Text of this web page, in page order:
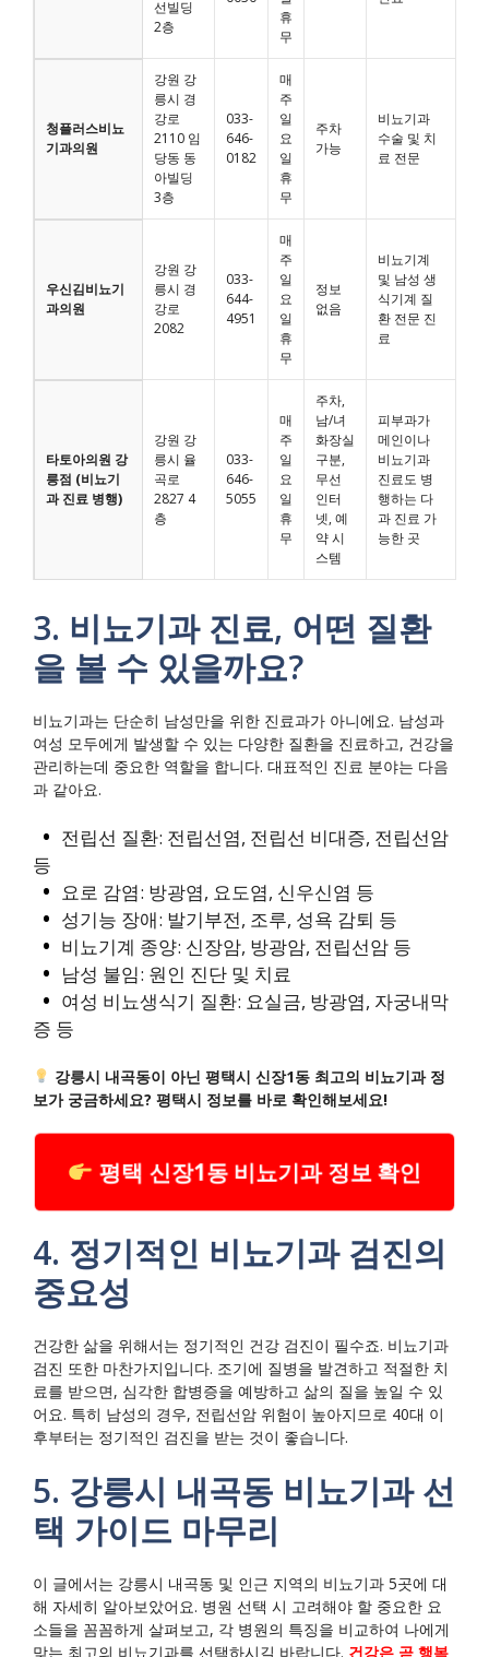
선빌딩
2층
휴
무
청플러스비뇨
기과의원
강원 강
릉시 경
강로
2110 임
당동 동
아빌딩
3층
033-
646-
0182
매
주
일
요
일
휴
무
주차
가능
비뇨기과
수술 및 치
료 전문
우신김비뇨기
과의원
강원 강
릉시 경
강로
2082
033-
644-
4951
매
주
일
요
일
휴
무
정보
없음
비뇨기계
및 남성 생
식기계 질
환 전문 진
료
타토아의원 강
릉점 (비뇨기
과 진료 병행)
강원 강
릉시 율
곡로
2827 4
층
033-
646-
5055
매
주
일
요
일
휴
무
주차,
남/녀
화장실
구분,
무선
인터
넷, 예
약 시
스템
피부과가
메인이나
비뇨기과
진료도 병
행하는 다
과 진료 가
능한 곳
3. 비뇨기과 진료, 어떤 질환
을 볼 수 있을까요?
비뇨기과는 단순히 남성만을 위한 진료과가 아니에요. 남성과
여성 모두에게 발생할 수 있는 다양한 질환을 진료하고, 건강을
관리하는데 중요한 역할을 합니다. 대표적인 진료 분야는 다음
과 같아요.
전립선 질환: 전립선염, 전립선 비대증, 전립선암
등
요로 감염: 방광염, 요도염, 신우신염 등
성기능 장애: 발기부전, 조루, 성욕 감퇴 등
비뇨기계 종양: 신장암, 방광암, 전립선암 등
남성 불임: 원인 진단 및 치료
여성 비뇨생식기 질환: 요실금, 방광염, 자궁내막
증 등
강릉시 내곡동이 아닌 평택시 신장1동 최고의 비뇨기과 정
보가 궁금하세요? 평택시 정보를 바로 확인해보세요!
평택 신장1동 비뇨기과 정보 확인
4. 정기적인 비뇨기과 검진의
중요성
건강한 삶을 위해서는 정기적인 건강 검진이 필수죠. 비뇨기과
검진 또한 마찬가지입니다. 조기에 질병을 발견하고 적절한 치
료를 받으면, 심각한 합병증을 예방하고 삶의 질을 높일 수 있
어요. 특히 남성의 경우, 전립선암 위험이 높아지므로 40대 이
후부터는 정기적인 검진을 받는 것이 좋습니다.
5. 강릉시 내곡동 비뇨기과 선
택 가이드 마무리
이 글에서는 강릉시 내곡동 및 인근 지역의 비뇨기과 5곳에 대
해 자세히 알아보았어요. 병원 선택 시 고려해야 할 중요한 요
소들을 꼼꼼하게 살펴보고, 각 병원의 특징을 비교하여 나에게
맞는 최고의 비뇨기과를 선택하시길 바랍니다. 건강은 곧 행복